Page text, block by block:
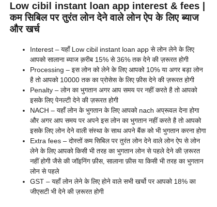
Low cibil instant loan app interest & fees |
कम सिबिल पर तुरंत लोन देने वाले लोन ऐप के लिए ब्याज
और खर्च
Interest – यहाँ Low cibil instant loan app से लोन लेने के लिए
आपको सालाना ब्याज क़रीब 15% से 36% तक देने की ज़रूरत होगी
Processing – इस लोन को लेने के लिए आपको 10% या अगर बड़ा लोन
है तो आपको 10000 तक का प्रोसेस के लिए फ़ीस देने की ज़रूरत होगी
Penalty – लोन का भुगतान अगर आप समय पर नहीं करते है तो आपको
इसके लिए पेनल्टी देने की ज़रूरत होगी
NACH – यहाँ लोन के भुगतान के लिए आपको nach अप्रूवल देना होगा
और अगर आप समय पर अपने इस लोन का भुगतान नहीं करते है तो आपको
इसके लिए लोन देने वाली संस्था के साथ अपने बैंक को भी भुगतान करना होगा
Extra fees – दोस्तों कम सिबिल पर तुरंत लोन देने वाले लोन ऐप से लोन
लेने के लिए आपको किसी भी तरह का भुगतान लोन से पहले देने की ज़रूरत
नहीं होगी जैसे की जॉइनिंग फ़ीस, सालाना फ़ीस या किसी भी तरह का भुगतान
लोन से पहले
GST – यहाँ लोन लेने के लिए होने वाले सभी खर्चो पर आपको 18% का
जीएसटी भी देने की ज़रूरत होगी